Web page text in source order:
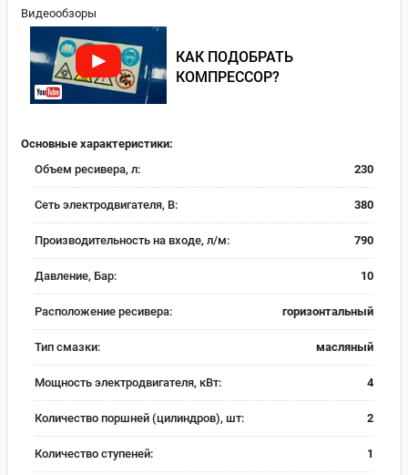
Видеообзоры
КАК ПОДОБРАТЬ
КОМПРЕССОР?
Основные характеристики:
Объем ресивера, л:
230
Сеть электродвигателя, В: 380
Производительность на входе, л/м: 790
Давление, Бар: 10
Расположение ресивера: горизонтальный
Тип смазки: масляный
Мощность электродвигателя, кВт: 4
Количество поршней (цилиндров), шт: 2
Количество ступеней: 1